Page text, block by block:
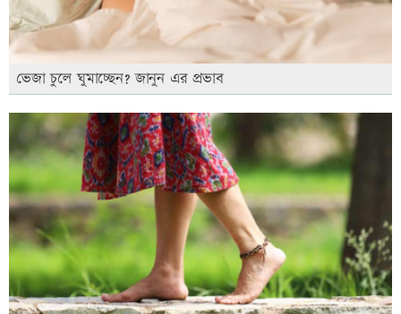
ভেজা চুলে ঘুমাচ্ছেন? জানুন এর প্রভাব